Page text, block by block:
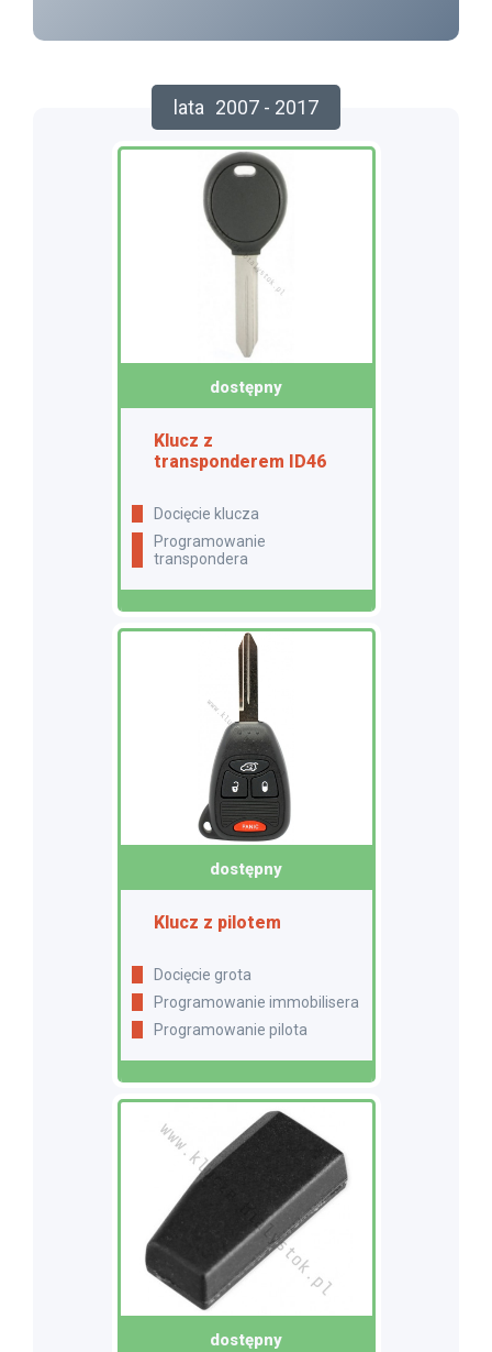
lata 2007 - 2017
dostępny
Klucz z
transponderem ID46
docięcie klucza
programowanie
transpondera
dostępny
Klucz z pilotem
Docięcie grota
Programowanie immobilisera
Programowanie pilota
dostępny